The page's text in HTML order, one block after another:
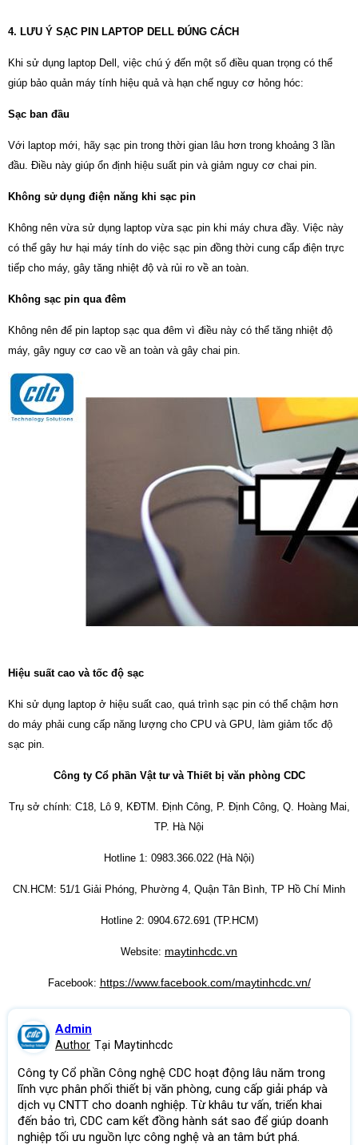
4. LƯU Ý SẠC PIN LAPTOP DELL ĐÚNG CÁCH
Khi sử dụng laptop Dell, việc chú ý đến một số điều quan trọng có thể
giúp bảo quản máy tính hiệu quả và hạn chế nguy cơ hỏng hóc:
Sạc ban đầu
Với laptop mới, hãy sạc pin trong thời gian lâu hơn trong khoảng 3 lần
đầu. Điều này giúp ổn định hiệu suất pin và giảm nguy cơ chai pin.
Không sử dụng điện năng khi sạc pin
Không nên vừa sử dụng laptop vừa sạc pin khi máy chưa đầy. Việc này
có thể gây hư hại máy tính do việc sạc pin đồng thời cung cấp điện trực
tiếp cho máy, gây tăng nhiệt độ và rủi ro về an toàn.
Không sạc pin qua đêm
Không nên để pin laptop sạc qua đêm vì điều này có thể tăng nhiệt độ
máy, gây nguy cơ cao về an toàn và gây chai pin.
Hiệu suất cao và tốc độ sạc
Khi sử dụng laptop ở hiệu suất cao, quá trình sạc pin có thể chậm hơn
do máy phải cung cấp năng lượng cho CPU và GPU, làm giảm tốc độ
sạc pin.
Công ty Cổ phần Vật tư và Thiết bị văn phòng CDC
Trụ sở chính: C18, Lô 9, KĐTM. Định Công, P. Định Công, Q. Hoàng Mai,
TP. Hà Nội
Hotline 1: 0983.366.022 (Hà Nội)
CN.HCM: 51/1 Giải Phóng, Phường 4, Quận Tân Bình, TP Hồ Chí Minh
Hotline 2: 0904.672.691 (TP.HCM)
Website: maytinhcdc.vn
Facebook: https://www.facebook.com/maytinhcdc.vn/
Admin
Author Tại Maytinhcdc
Công ty Cổ phần Công nghệ CDC hoạt động lâu năm trong
lĩnh vực phân phối thiết bị văn phòng, cung cấp giải pháp và
dịch vụ CNTT cho doanh nghiệp. Từ khâu tư vấn, triển khai
đến bảo trì, CDC cam kết đồng hành sát sao để giúp doanh
nghiệp tối ưu nguồn lực công nghệ và an tâm bứt phá.